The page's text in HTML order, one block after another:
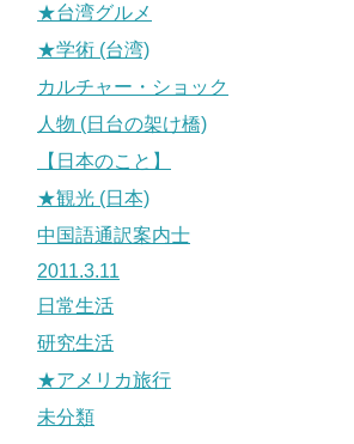
★台湾グルメ
★学術 (台湾)
カルチャー・ショック
人物 (日台の架け橋)
【日本のこと】
★観光 (日本)
中国語通訳案内士
2011.3.11
日常生活
研究生活
★アメリカ旅行
未分類